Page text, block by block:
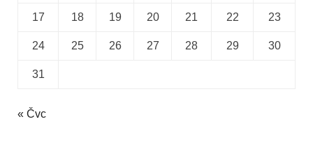
17 18 19 20 21 22 23
24 25 26 27 28 29 30
31
« Čvc